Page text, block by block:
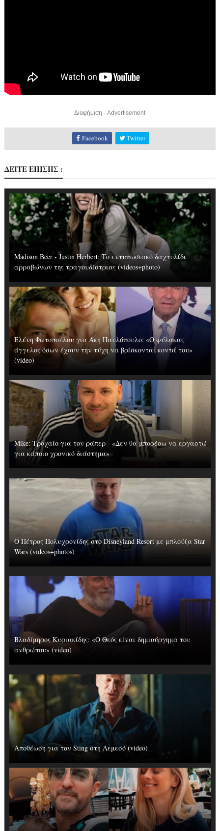
Διαφήμιση - Advertisement
Facebook Twitter
ΔΕΙΤΕ ΕΠΙΣΗΣ :
Madison Beer - Justin Herbert: Το εντυπωσιακό δαχτυλίδι
αρραβώνων της τραγουδίστριας (videos+photo)
Ελένη Φωτοπούλου για Άκη Παυλόπουλο: «Ο φύλακας
άγγελος όσων έχουν την τύχη να βρίσκονται κοντά του»
(video)
Mike: Τροχαίο για τον ράπερ - «Δεν θα μπορέσω να εργαστώ
για κάποιο χρονικό διάστημα»
Ο Πέτρος Πολυχρονίδης στο Disneyland Resort με μπλούζα Star
Wars (videos+photos)
Βλαδίμηρος Κυριακίδης: «Ο Θεός είναι δημιούργημα του
ανθρώπου» (video)
Αποθέωση για τον Sting στη Λεμεσό (video)